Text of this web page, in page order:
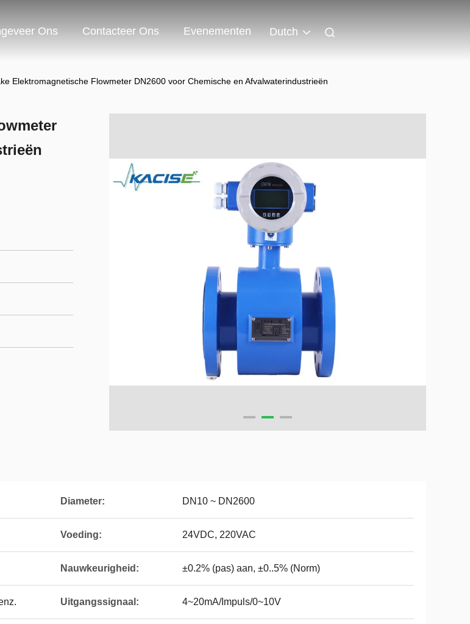
Ons Contacteer Ons Evenementen Dutch
Elektromagnetische Flowmeter DN2600 voor Chemische en Afvalwaterindustrieën
Diameter: DN10 ~ DN2600
Voeding: 24VDC, 220VAC
Nauwkeurigheid: ±0.2% (pas) aan, ±0..5% (Norm)
Uitgangssignaal: 4~20mA/Impuls/0~10V